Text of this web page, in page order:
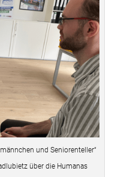
und Seniorenteller“
über die Humanas